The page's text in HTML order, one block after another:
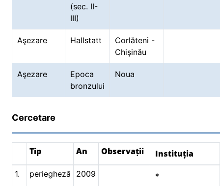
(sec. II-
III)
Aşezare Hallstatt
Corlăteni -
Chişinău
Aşezare
Epoca
bronzului
Noua
Cercetare
Tip An Observații Instituția
1. periegheză 2009 *